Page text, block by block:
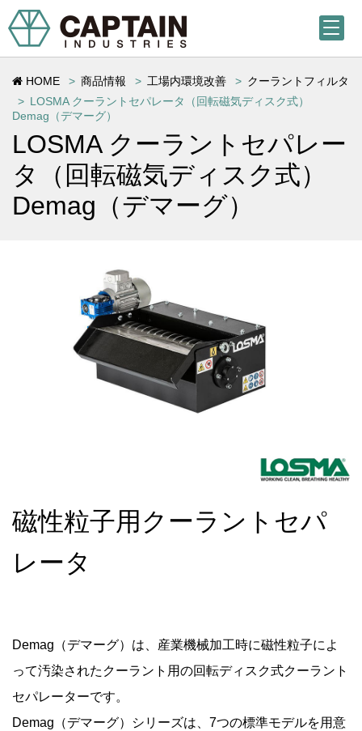
HOME 商品情報 工場内環境改善
クーラントフィルタ
LOSMA クーラントセパレータ（回転磁気ディスク式）
Demag（デマーグ）
LOSMA クーラントセパレー
タ（回転磁気ディスク式）
Demag（デマーグ）
磁性粒子用クーラントセパ
レータ
Demag（デマーグ）は、産業機械加工時に磁性粒子によ
って汚染されたクーラント用の回転ディスク式クーラント
セパレーターです。
Demag（デマーグ）シリーズは、7つの標準モデルを用意